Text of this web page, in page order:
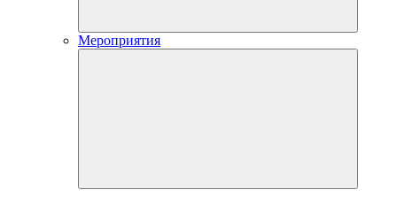
Мероприятия